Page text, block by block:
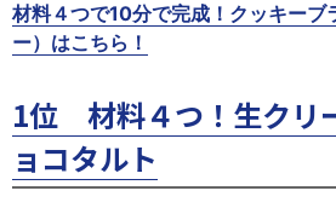
材料４つで10分で完成！クッキーブ
ー）はこちら！
1位 材料４つ！生クリ
ョコタルト